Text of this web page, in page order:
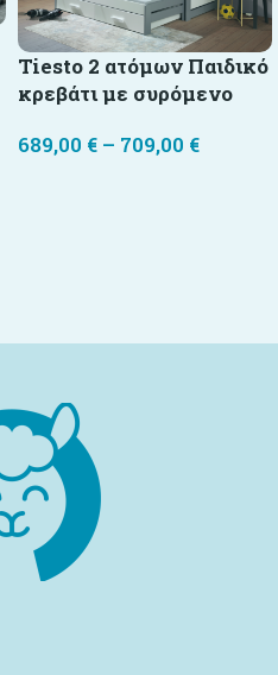
Tiesto 2 ατόμων Παιδικό
κρεβάτι με συρόμενο
689,00 € – 709,00 €